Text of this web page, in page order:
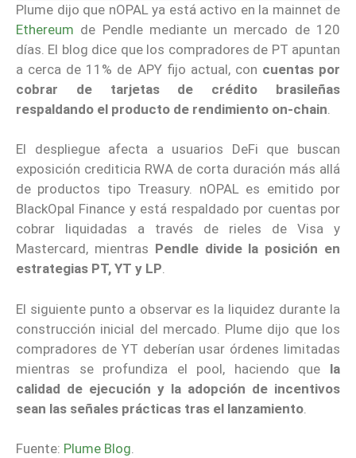
Plume dijo que nOPAL ya está activo en la mainnet de
Ethereum de Pendle mediante un mercado de 120
días. El blog dice que los compradores de PT apuntan
a cerca de 11% de APY fijo actual, con cuentas por
cobrar de tarjetas de crédito brasileñas
respaldando el producto de rendimiento on-chain
El despliegue afecta a usuarios DeFi que buscan
exposición crediticia RWA de corta duración más allá
de productos tipo Treasury. nOPAL es emitido por
BlackOpal Finance y está respaldado por cuentas por
cobrar liquidadas a través de rieles de Visa y
Mastercard, mientras Pendle divide la posición en
estrategias PT, YT y LP.
El siguiente punto a observar es la liquidez durante la
construcción inicial del mercado. Plume dijo que los
compradores de YT deberían usar órdenes limitadas
mientras se profundiza el pool, haciendo que la
calidad de ejecución y la adopción de incentivos
sean las señales prácticas tras el lanzamiento
Fuente: Plume Blog.